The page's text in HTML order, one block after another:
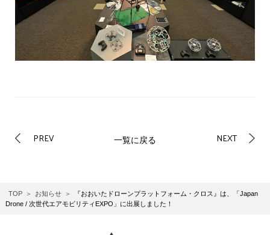
PREV 一覧に戻る NEXT
TOP お知らせ
『おおいたドローンプラットフォーム・クロス』は、「Japan
Drone / 次世代エアモビリティEXPO」に出展しました！